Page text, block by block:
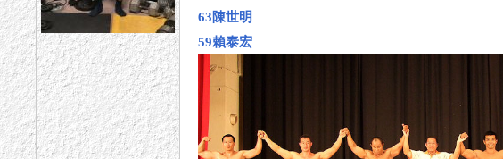
63陳世明
59賴泰宏